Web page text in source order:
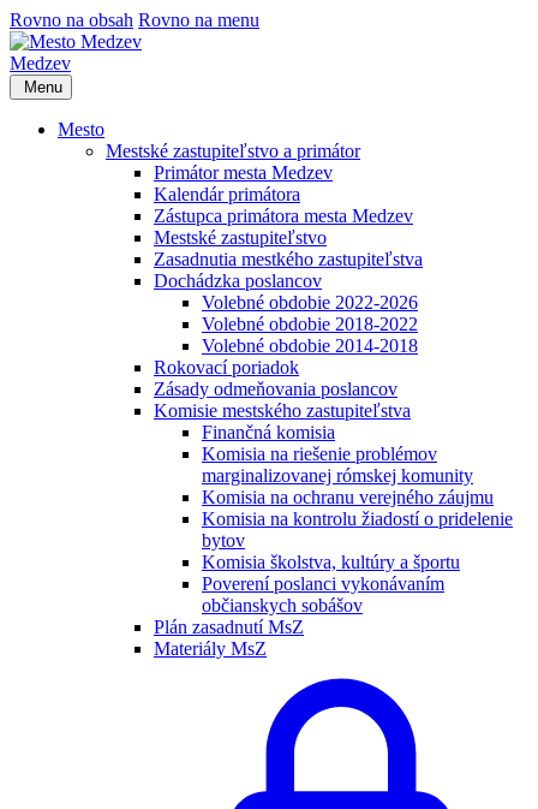
Rovno na obsah Rovno na menu
Medzev
Menu
Mesto
Mestské zastupiteľstvo a primátor
Primátor mesta Medzev
Kalendár primátora
Zástupca primátora mesta Medzev
Mestské zastupiteľstvo
Zasadnutia mestkého zastupiteľstva
Dochádzka poslancov
Volebné obdobie 2022-2026
Volebné obdobie 2018-2022
Volebné obdobie 2014-2018
Rokovací poriadok
Zásady odmeňovania poslancov
Komisie mestského zastupiteľstva
Finančná komisia
Komisia na riešenie problémov
marginalizovanej rómskej komunity
Komisia na ochranu verejného záujmu
Komisia na kontrolu žiadostí o pridelenie
bytov
Komisia školstva, kultúry a športu
Poverení poslanci vykonávaním
občianskych sobášov
Plán zasadnutí MsZ
Materiály MsZ